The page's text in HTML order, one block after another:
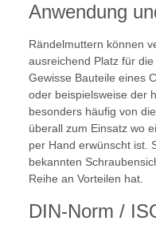
Anwendung
Rändelmuttern können
ausreichend Platz für
Gewisse Bauteile eines
oder beispielsweise der
besonders häufig von
überall zum Einsatz wo
per Hand erwünscht ist.
bekannten
Reihe an Vorteilen hat.
DIN-Norm /